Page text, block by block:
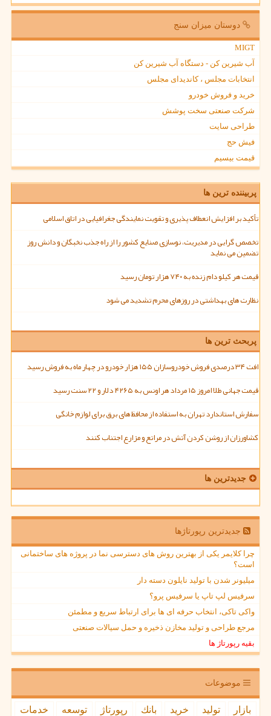
دوستان میزان سنج
MIGT
آب شیرین کن - دستگاه آب شیرین کن
انتخابات مجلس ، کاندیدای مجلس
خرید و فروش خودرو
شرکت صنعتی سخت پوشش
طراحی سایت
فیش حج
قیمت بیسیم
پربیننده ترین ها
تأکید بر افزایش انعطاف پذیری و تقویت نمایندگی جغرافیایی در اتاق اسلامی
تخصص گرایی در مدیریت، نوسازی صنایع کشور را از راه جذب نخبگان و دانش روز
تضمین می نماید
قیمت هر کیلو دام زنده به ۷۴۰ هزار تومان رسید
نظارت های بهداشتی در روزهای محرم تشدید می شود
پربحث ترین ها
افت ۳۴ درصدی فروش خودروسازان ۱۵۵ هزار خودرو در چهار ماه به فروش رسید
قیمت جهانی طلا امروز ۱۵ مرداد هر اونس به ۴۲۶۵ دلار و ۲۲ سنت رسید
سفارش استاندارد تهران به استفاده از محافظ های برق برای لوازم خانگی
کشاورزان از روشن کردن آتش در مراتع و مزارع اجتناب کنند
جدیدترین ها
جدیدترین رپورتاژها
چرا کلایمر یکی از بهترین روش های دسترسی نما در پروژه های ساختمانی
است؟
میلیونر شدن با تولید نایلون دسته دار
سرفیس لپ تاپ یا سرفیس پرو؟
واکی تاکی، انتخاب حرفه ای ها برای ارتباط سریع و مطمئن
مرجع طراحی و تولید مخازن ذخیره و حمل سیالات صنعتی
بقیه رپورتاژ ها
موضوعات
بازار تولید خرید بانك رپورتاژ توسعه
خدمات